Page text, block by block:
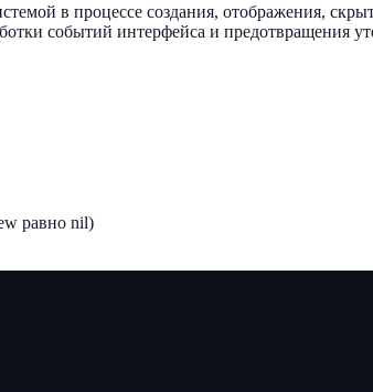
в процессе создания, отображения,
событий интерфейса и предотвращения
равно nil)